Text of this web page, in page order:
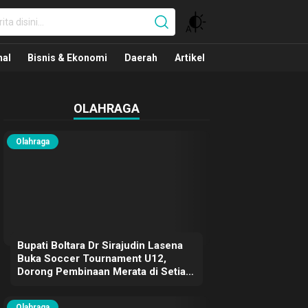
Bisnis & Ekonomi Daerah Artikel
OLAHRAGA
Olahraga
Bupati Boltara Dr Sirajudin Lasena
Buka Soccer Tournament U12,
Dorong Pembinaan Merata di Setiap